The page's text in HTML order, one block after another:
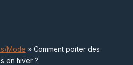
Mode » Comment porter des
en hiver ?